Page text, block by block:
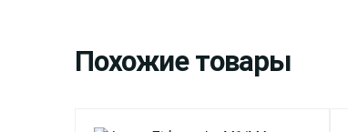
Похожие товары